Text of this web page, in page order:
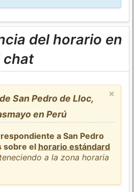
del horario en
chat
×
San Pedro de Lloc,
en Perú
a San Pedro
sobre el horario estándard
a la zona horaria